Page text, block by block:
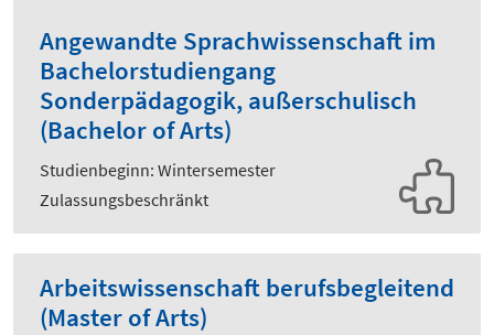
Angewandte Sprachwissenschaft im
Bachelorstudiengang
Sonderpädagogik, außerschulisch
(Bachelor of Arts)
Studienbeginn: Wintersemester
Zulassungsbeschränkt
Arbeitswissenschaft berufsbegleitend
(Master of Arts)